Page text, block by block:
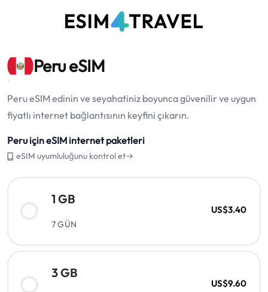
Peru eSIM
Peru eSIM edinin ve seyahatiniz boyunca güvenilir ve uygun
fiyatlı internet bağlantısının keyfini çıkarın.
Peru için eSIM internet paketleri
eSIM uyumluluğunu kontrol et→
1 GB
7 GÜN
US$3.40
3 GB
US$9.60